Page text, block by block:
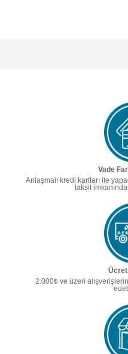
Vade
Anlaşmalı kredi kartları ile
taksit
2.000₺ ve üzeri